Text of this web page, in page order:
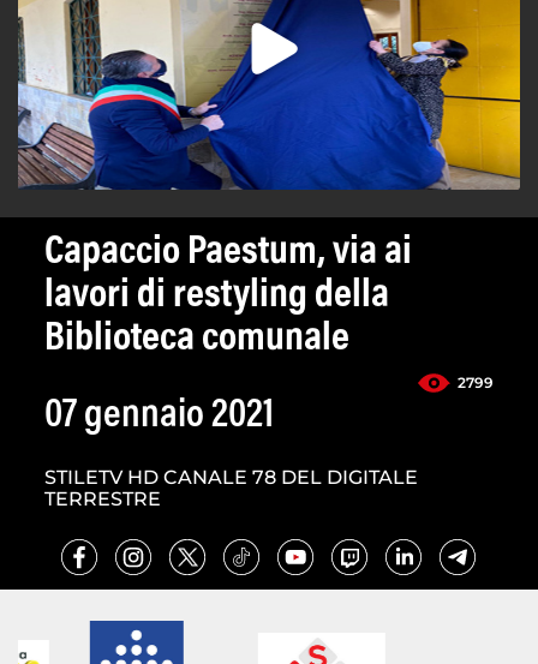
Capaccio Paestum, via ai
lavori di restyling della
Biblioteca comunale
2799
07 gennaio 2021
STILETV HD CANALE 78 DEL DIGITALE
TERRESTRE